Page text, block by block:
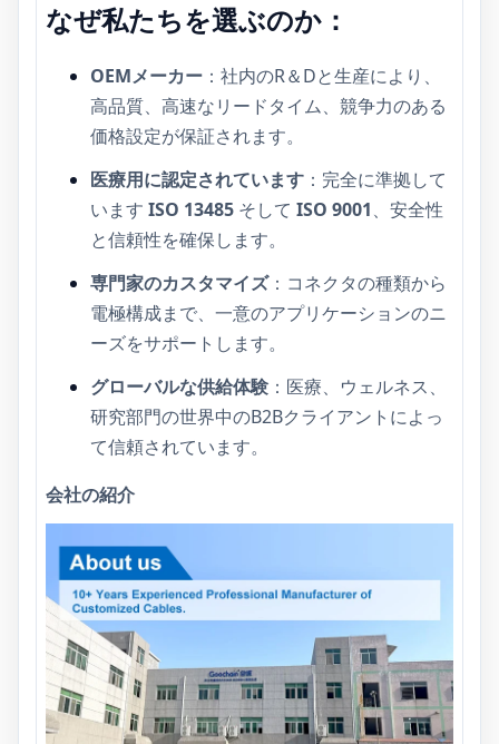
なぜ私たちを選ぶのか：
OEMメーカー ：社内のR＆Dと生産により、
高品質、高速なリードタイム、競争力のある
価格設定が保証されます。
医療用に認定されています ：完全に準拠して
います ISO 13485 そして ISO 9001、安全性
と信頼性を確保します。
専門家のカスタマイズ：コネクタの種類から
電極構成まで、一意のアプリケーションのニ
ーズをサポートします。
グローバルな供給体験 ：医療、ウェルネス、
研究部門の世界中のB2Bクライアントによっ
て信頼されています。
会社の紹介